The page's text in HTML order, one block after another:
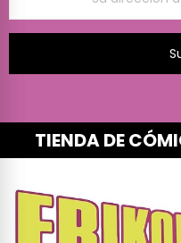
TIENDA DE